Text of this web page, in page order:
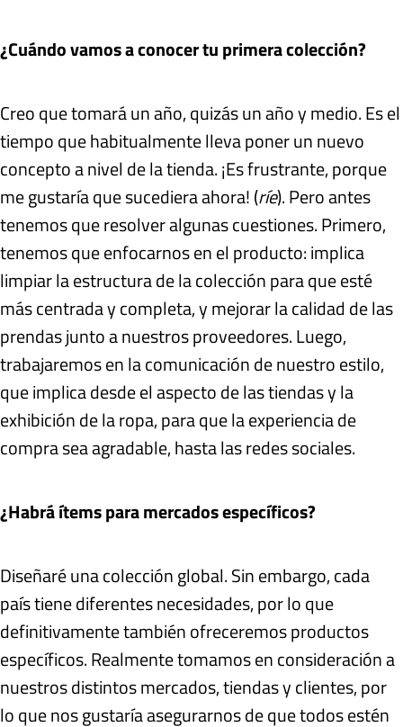
¿Cuándo vamos a conocer tu primera colección?
Creo que tomará un año, quizás un año y medio. Es el
tiempo que habitualmente lleva poner un nuevo
concepto a nivel de la tienda. ¡Es frustrante, porque
me gustaría que sucediera ahora! (ríe). Pero antes
tenemos que resolver algunas cuestiones. Primero,
tenemos que enfocarnos en el producto: implica
limpiar la estructura de la colección para que esté
más centrada y completa, y mejorar la calidad de las
prendas junto a nuestros proveedores. Luego,
trabajaremos en la comunicación de nuestro estilo,
que implica desde el aspecto de las tiendas y la
exhibición de la ropa, para que la experiencia de
compra sea agradable, hasta las redes sociales.
¿Habrá ítems para mercados específicos?
Diseñaré una colección global. Sin embargo, cada
país tiene diferentes necesidades, por lo que
definitivamente también ofreceremos productos
específicos. Realmente tomamos en consideración a
nuestros distintos mercados, tiendas y clientes, por
lo que nos gustaría asegurarnos de que todos estén